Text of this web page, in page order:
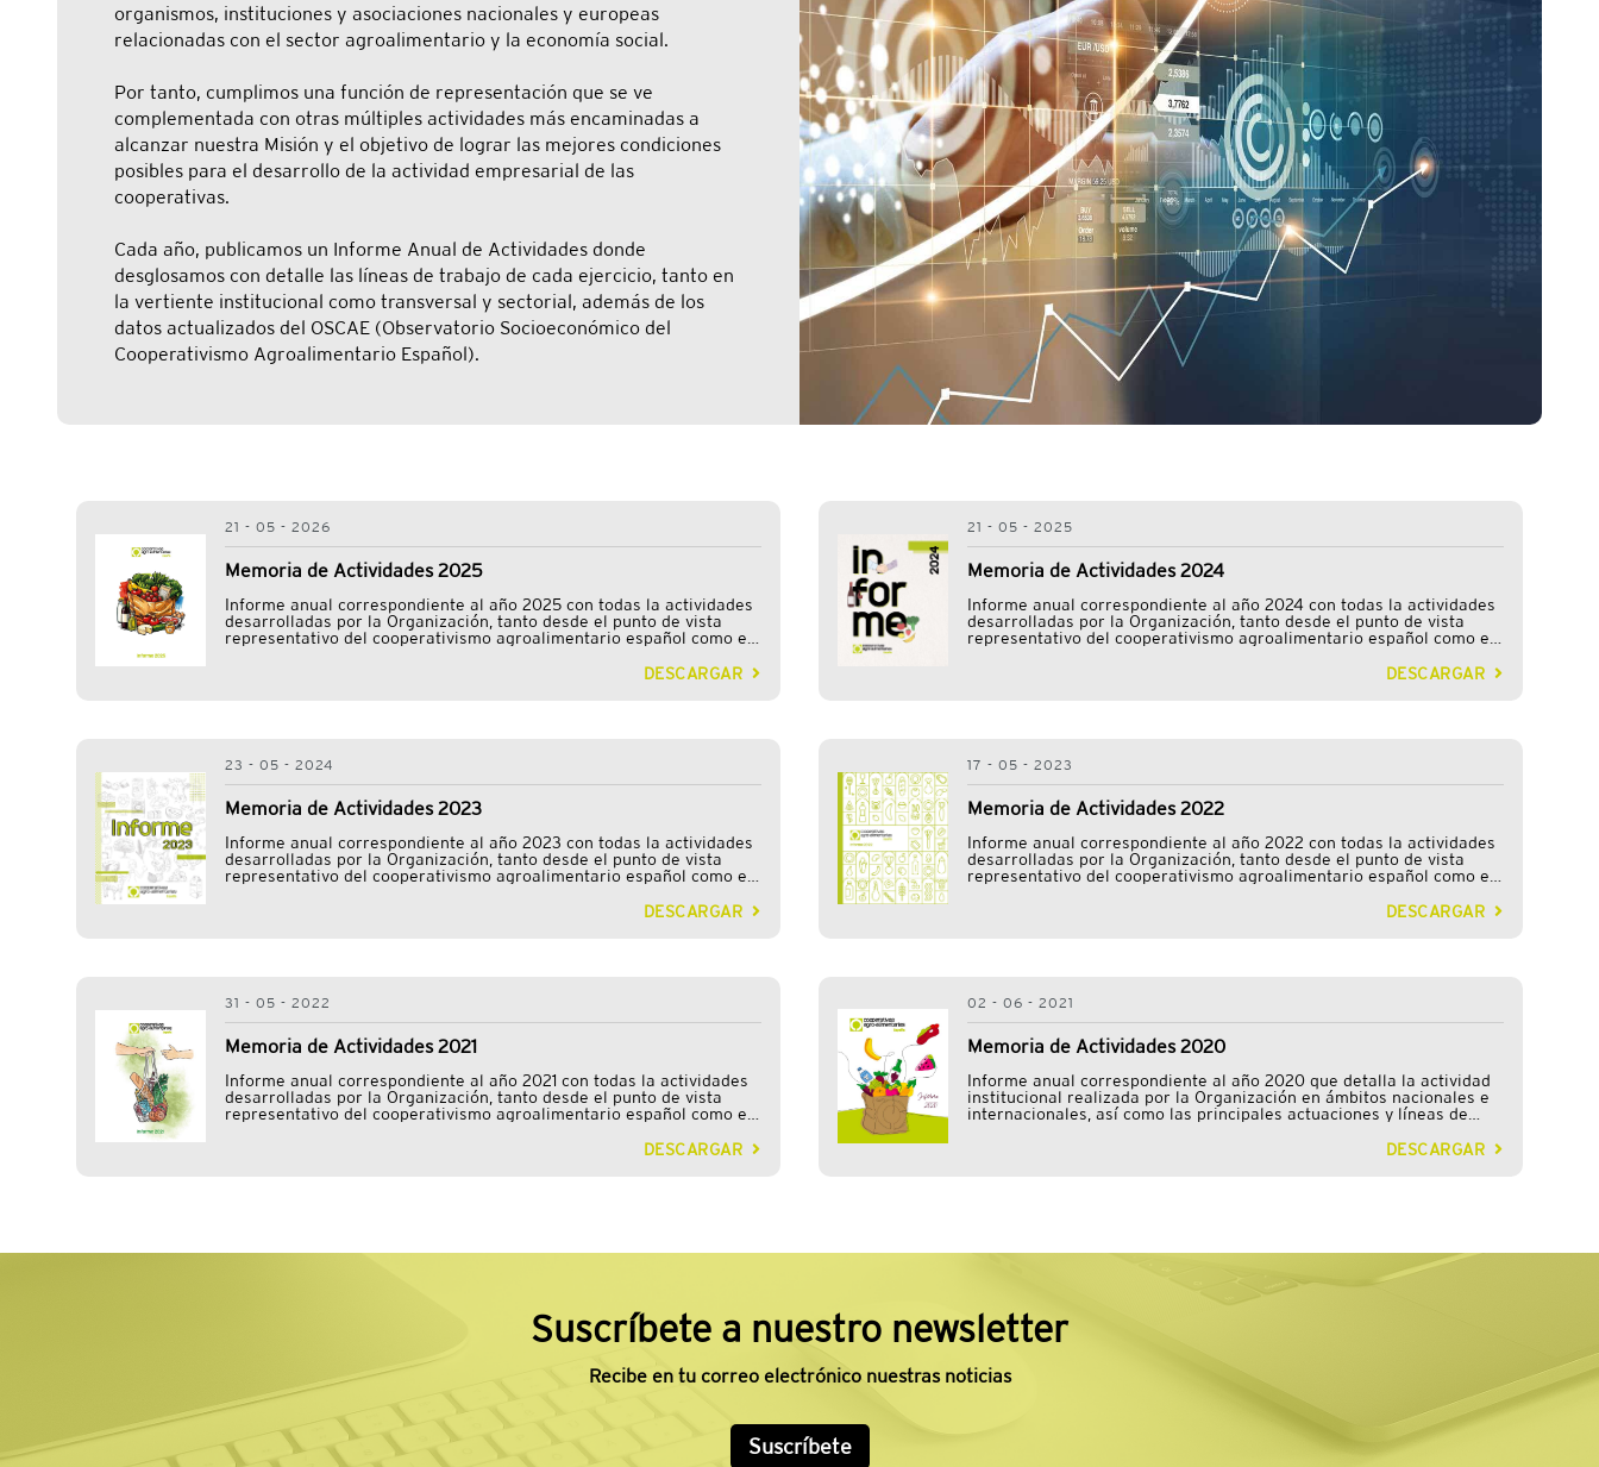
organismos, instituciones y asociaciones nacionales y europeas
relacionadas con el sector agroalimentario y la economía social.
Por tanto, cumplimos una función de representación que se ve
complementada con otras múltiples actividades más encaminadas a
alcanzar nuestra Misión y el objetivo de lograr las mejores condiciones
posibles para el desarrollo de la actividad empresarial de las
cooperativas.
Cada año, publicamos un Informe Anual de Actividades donde
desglosamos con detalle las líneas de trabajo de cada ejercicio, tanto en
la vertiente institucional como transversal y sectorial, además de los
datos actualizados del OSCAE (Observatorio Socioeconómico del
Cooperativismo Agroalimentario Español).
21 - 05 - 2026
Memoria de Actividades 2025
Informe anual correspondiente al año 2025 con todas la actividades
desarrolladas por la Organización, tanto desde el punto de vista
representativo del cooperativismo agroalimentario español como en
DESCARGAR
21 - 05 - 2025
Memoria de Actividades 2024
Informe anual correspondiente al año 2024 con todas la actividades
desarrolladas por la Organización, tanto desde el punto de vista
representativo del cooperativismo agroalimentario español como en
DESCARGAR
23 - 05 - 2024
Memoria de Actividades 2023
Informe anual correspondiente al año 2023 con todas la actividades
desarrolladas por la Organización, tanto desde el punto de vista
representativo del cooperativismo agroalimentario español como en
DESCARGAR
17 - 05 - 2023
Memoria de Actividades 2022
Informe anual correspondiente al año 2022 con todas la actividades
desarrolladas por la Organización, tanto desde el punto de vista
representativo del cooperativismo agroalimentario español como en
DESCARGAR
31 - 05 - 2022
Memoria de Actividades 2021
Informe anual correspondiente al año 2021 con todas la actividades
desarrolladas por la Organización, tanto desde el punto de vista
representativo del cooperativismo agroalimentario español como en
DESCARGAR
02 - 06 - 2021
Memoria de Actividades 2020
Informe anual correspondiente al año 2020 que detalla la actividad
institucional realizada por la Organización en ámbitos nacionales e
internacionales, así como las principales actuaciones y líneas de
DESCARGAR
Suscríbete a nuestro newsletter
Recibe en tu correo electrónico nuestras noticias
Suscríbete